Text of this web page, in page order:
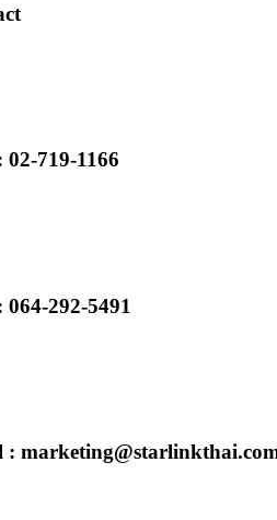
719-1166
292-5491
: